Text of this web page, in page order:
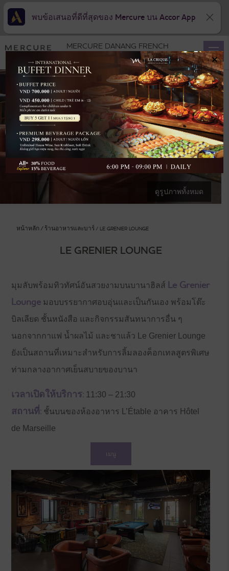
ดูรูปภาพทั้งหมด
หน้าหลัก ร้านอาหารและบาร์ LE GRENIER LOUNGE
LE GRENIER LOUNGE
มุมลับพร้อมทิวทัศน์อันสวยงามบนบานาฮิลส์ Le Grenier
Loungeมอบบรรยากาศอบอุ่นและเป็นกันเอง พร้อมโต๊ะ
บิลเลียด ชั้นหนังสือ และกิจกรรมสันทนาการอื่น ๆ
นอกจากกาแฟ น้ำผลไม้ และชาแล้ว Le Grenier Lounge
ยังเป็นสถานที่เหมาะสำหรับการลิ้มลองค็อกเทลสูตรพิเศษ
ท่ามกลางอากาศเย็นสบายของบานา
เวลาเปิดให้บริการ:11:30 – 21:30
สถานที่:ชั้นบนของห้องอาหาร L’Étable อาคาร Hôtel
de Marseille
เมนู
MERCURE DANANG FRENCH
VILLAGE BANA HILLS
×
พบข้อเสนอที่ดีที่สุดของ Mercure บน Accor App